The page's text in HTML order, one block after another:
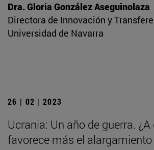
Dra. Gloria González Aseguinolaza
Directora de Innovación y
Universidad de Navarra
26 | 02 | 2023
Ucrania: Un año de guerra. ¿A
favorece más el